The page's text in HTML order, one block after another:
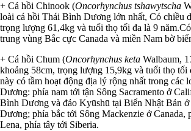
+ Cá hồi Chinook (Oncorhynchus tshawytscha
loài cá hồi Thái Bình Dương lớn nhất, Có chiều
trọng lượng 61,4kg và tuổi thọ tối đa là 9
trung vùng Bắc cực Canada và miền Nam bờ
+ Cá hồi Chum (Oncorhynchus keta Walbaum,
khoảng 58cm, trọng lượng 15,9kg và tuổi thọ tối
này có tầm hoạt động địa lý rộng nhất trong các
Dương: phía nam tới tận Sông Sacramento ở
Bình Dương và đảo Kyūshū tại Biển Nhật Bản
Dương; phía bắc tới Sông Mackenzie ở Canada,
Lena, phía tây tới Siberia.